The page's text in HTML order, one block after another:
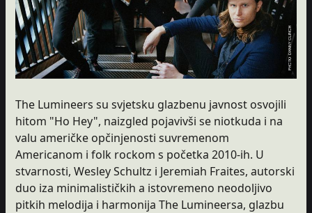
The Lumineers su svjetsku glazbenu javnost osvojili
hitom "Ho Hey", naizgled pojavivši se niotkuda i na
valu američke opčinjenosti suvremenom
Americanom i folk rockom s početka 2010-ih. U
stvarnosti, Wesley Schultz i Jeremiah Fraites, autorski
duo iza minimalističkih a istovremeno neodoljivo
pitkih melodija i harmonija The Lumineersa, glazbu